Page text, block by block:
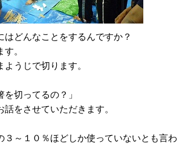
どんなことをするんですか？
。
うじで切ります。
を切ってるの？」
をさせていただきます。
３～１０％ほどしか使っていないとも言わ